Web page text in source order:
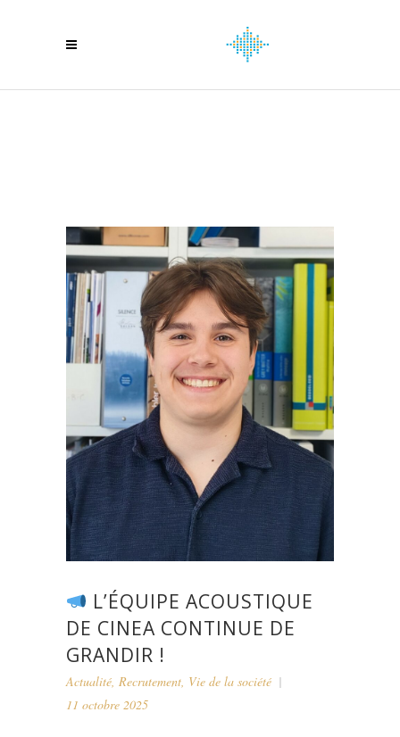
L’ÉQUIPE ACOUSTIQUE
DE CINEA CONTINUE DE
GRANDIR !
Actualité Recrutement Vie de la société
11 octobre 2025